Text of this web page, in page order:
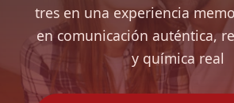
tres en una experiencia
en comunicación auténtica,
y química real